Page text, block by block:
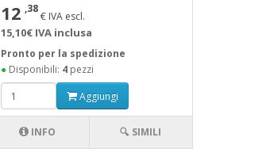
12 ,38
€ IVA escl.
15,10€ IVA inclusa
Pronto per la spedizione
● Disponibili: 4 pezzi
Aggiungi
INFO 🔍 SIMILI